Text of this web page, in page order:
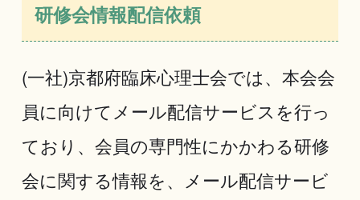
研修会情報配信依頼
(一社)京都府臨床心理士会では、本会会
員に向けてメール配信サービスを行っ
ており、会員の専門性にかかわる研修
会に関する情報を、メール配信サービ